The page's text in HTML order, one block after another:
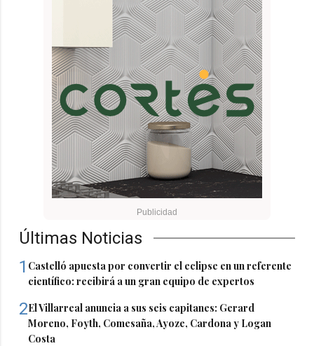
Últimas Noticias
1 Castelló apuesta por convertir el eclipse en un referente
científico: recibirá a un gran equipo de expertos
2El Villarreal anuncia a sus seis capitanes: Gerard
Moreno, Foyth, Comesaña, Ayoze, Cardona y Logan
Costa